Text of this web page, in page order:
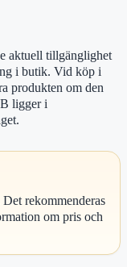
aktuell tillgänglighet
i butik. Vid köp i
produkten om den
ligger i
rekommenderas
om pris och